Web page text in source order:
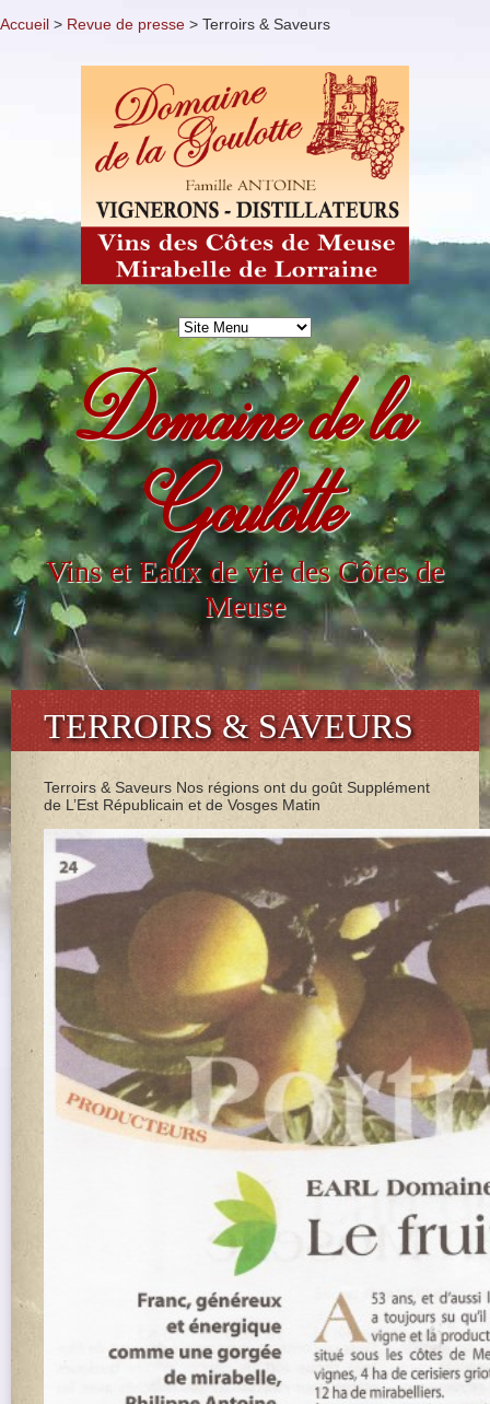
Accueil > Revue de presse > Terroirs & Saveurs
Domaine de la
Goulotte
Vins et Eaux de vie des Côtes de
Meuse
TERROIRS & SAVEURS
Terroirs & Saveurs Nos régions ont du goût Supplément
de L’Est Républicain et de Vosges Matin